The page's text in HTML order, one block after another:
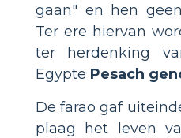
gaan" en hen
Ter ere hiervan
ter herdenking
Egypte Pesach
De farao gaf
plaag het leven